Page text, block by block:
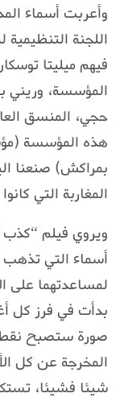
وأعربت أسماء
اللجنة
فيهم ميليتا
المؤسسة، وريني
حجي، المنسق
هذه المؤسسة
بمراكش) صنعنا
المغاربة التي
ويروي فيلم “كذب
أسماء التي تذهب
لمساعدتهما على
بدأت في فرز كل
صورة ستصبح
المخرجة عن كل
شيئا فشيئا،